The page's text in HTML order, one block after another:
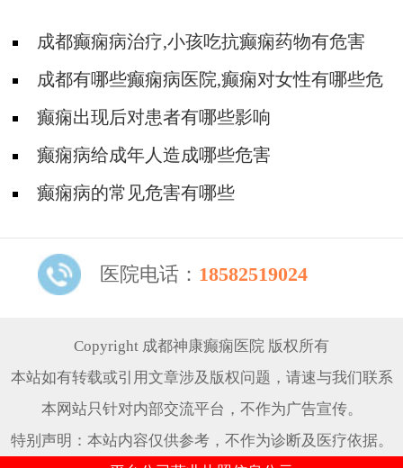
成都癫痫病治疗,小孩吃抗癫痫药物有危害
吗? 成都有哪些癫痫病医院,癫痫对女性有哪些危
害?癫痫出现后对患者有哪些影响
癫痫病给成年人造成哪些危害
癫痫病的常见危害有哪些
医院电话： 18582519024
Copyright 成都神康癫痫医院 版权所有
本站如有转载或引用文章涉及版权问题，请速与我们联系
本网站只针对内部交流平台，不作为广告宣传。
特别声明：本站内容仅供参考，不作为诊断及医疗依据。